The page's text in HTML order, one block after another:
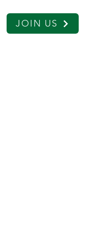
JOIN US